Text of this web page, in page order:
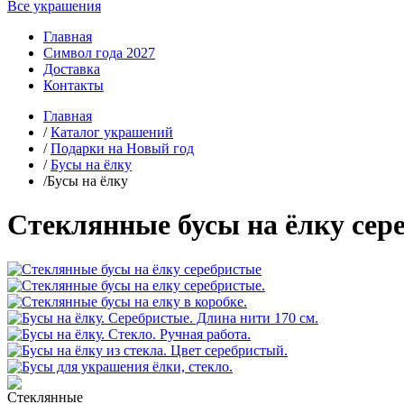
Все украшения
Главная
Символ года 2027
Доставка
Контакты
Главная
/Каталог украшений
/Подарки на Новый год
/Бусы на ёлку
/Бусы на ёлку
Стеклянные бусы на ёлку